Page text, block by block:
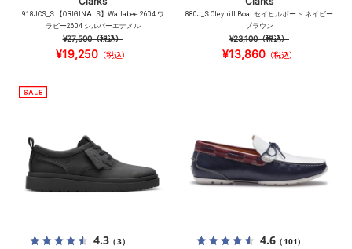
918JCS_S 【ORIGINALS】Wallabee 2604 ワ
ラビー2604 シルバーエナメル
¥27,500（税込）
¥19,250 （税込）
880J_S Cleyhill Boat セイヒルボート ネイビー
ブラウン
¥23,100（税込）
¥13,860（税込）
4.3（3） 4.6（101）